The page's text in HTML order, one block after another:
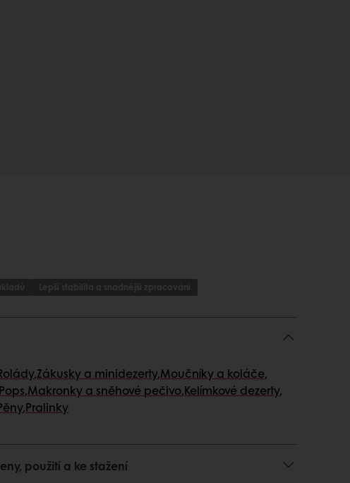
Lepší stabilita a snadnější zpracování
,Zákusky a minidezerty,Moučníky a koláče,
,Makronky a sněhové pečivo,Kelímkové dezerty,
,Pralinky
použití a ke stažení